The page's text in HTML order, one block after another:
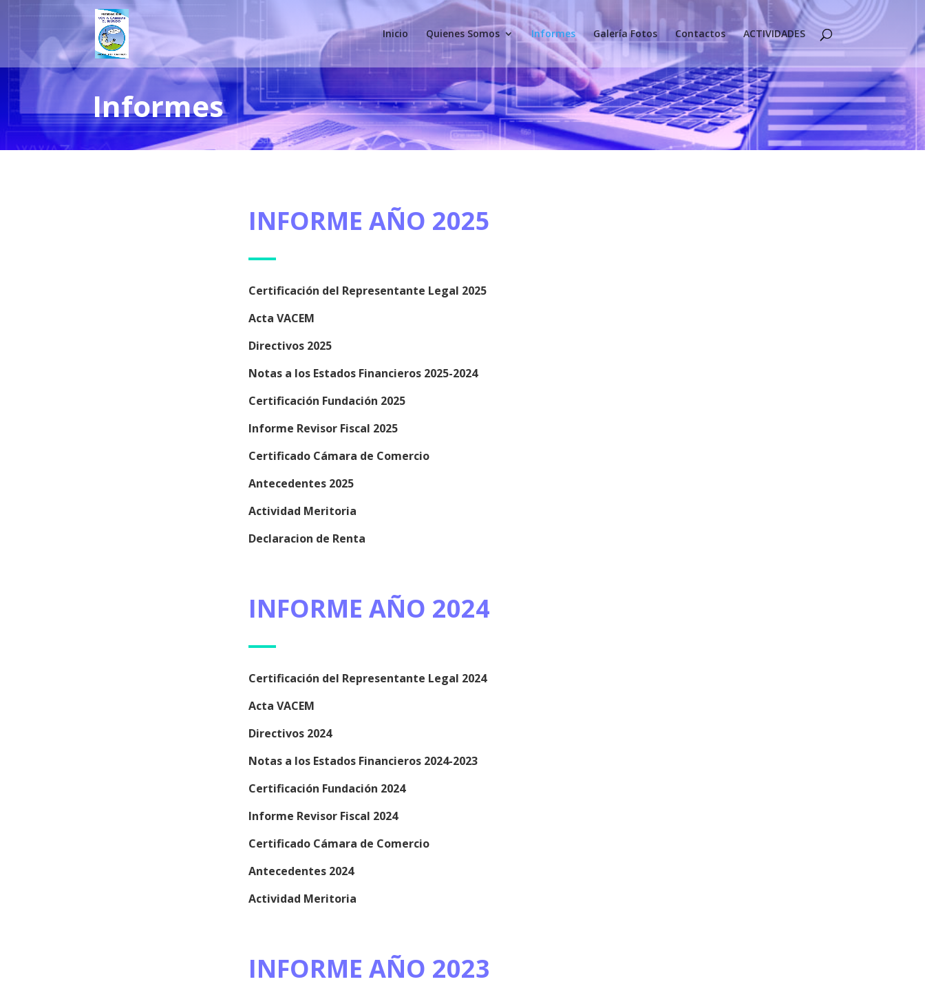
Inicio Quienes Somos Informes Galería Fotos Contactos ACTIVIDADES
Informes
INFORME AÑO 2025
Certificación del Representante Legal 2025
Acta VACEM
Directivos 2025
Notas a los Estados Financieros 2025-2024
Certificación Fundación 2025
Informe Revisor Fiscal 2025
Certificado Cámara de Comercio
Antecedentes 2025
Actividad Meritoria
Declaracion de Renta
INFORME AÑO 2024
Certificación del Representante Legal 2024
Acta VACEM
Directivos 2024
Notas a los Estados Financieros 2024-2023
Certificación Fundación 2024
Informe Revisor Fiscal 2024
Certificado Cámara de Comercio
Antecedentes 2024
Actividad Meritoria
INFORME AÑO 2023